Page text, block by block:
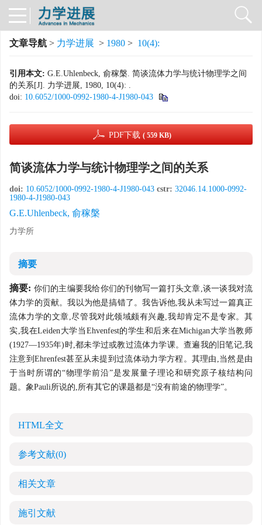
文章导航 > 力学进展 > 1980 > 10(4):
引用本文: G.E.Uhlenbeck, 俞稼槃. 简谈流体力学与统计物理学之间
的关系[J]. 力学进展, 1980, 10(4): .
doi: 10.6052/1000-0992-1980-4-J1980-043
PDF下载 ( 559 KB)
简谈流体力学与统计物理学之间的关系
doi: 10.6052/1000-0992-1980-4-J1980-043 cstr: 32046.14.1000-0992-
1980-4-J1980-043
G.E.Uhlenbeck, 俞稼槃
力学所
摘要
摘要: 你们的主编要我给你们的刊物写一篇打头文章,谈一谈我对流
体力学的贡献。我以为他是搞错了。我告诉他,我从未写过一篇真正
流体力学的文章,尽管我对此领域颇有兴趣,我却肯定不是专家。其
实,我在Leiden大学当Ehvenfest的学生和后来在Michigan大学当教师
(1927—1935年)时,都未学过或教过流体力学课。查遍我的旧笔记,我
注意到Ehrenfest甚至从未提到过流体动力学方程。其理由,当然是由
于当时所谓的“物理学前沿”是发展量子理论和研究原子核结构问
题。象Pauli所说的,所有其它的课题都是“没有前途的物理学”。
HTML全文
参考文献(0)
相关文章
施引文献